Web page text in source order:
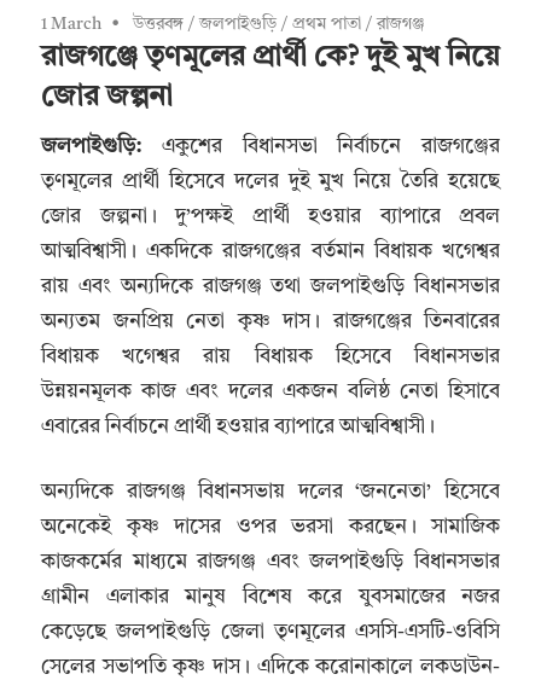
1 March উত্তরবঙ্গ /জলপাইগুড়ি / প্রথম পাতা /রাজগঞ্জ
রাজগঞ্জে তৃণমূলের প্রার্থী কে? দুই মুখ নিয়ে
জোর জল্পনা
জলপাইগুড়ি: একুশের বিধানসভা নির্বাচনে রাজগঞ্জের
তৃণমূলের প্রার্থী হিসেবে দলের দুই মুখ নিয়ে তৈরি হয়েছে
জোর জল্পনা। দু’পক্ষই প্রার্থী হওয়ার ব্যাপারে প্রবল
আত্মবিশ্বাসী। একদিকে রাজগঞ্জের বর্তমান বিধায়ক খগেশ্বর
রায় এবং অন্যদিকে রাজগঞ্জ তথা জলপাইগুড়ি বিধানসভার
অন্যতম জনপ্রিয় নেতা কৃষ্ণ দাস। রাজগঞ্জের তিনবারের
বিধায়ক খগেশ্বর রায় বিধায়ক হিসেবে বিধানসভার
উন্নয়নমূলক কাজ এবং দলের একজন বলিষ্ঠ নেতা হিসাবে
এবারের নির্বাচনে প্রার্থী হওয়ার ব্যাপারে আত্মবিশ্বাসী।
অন্যদিকে রাজগঞ্জ বিধানসভায় দলের ‘জননেতা’ হিসেবে
অনেকেই কৃষ্ণ দাসের ওপর ভরসা করছেন। সামাজিক
কাজকর্মের মাধ্যমে রাজগঞ্জ এবং জলপাইগুড়ি বিধানসভার
গ্রামীন এলাকার মানুষ বিশেষ করে যুবসমাজের নজর
কেড়েছে জলপাইগুড়ি জেলা তৃণমূলের এসসি-এসটি-ওবিসি
সেলের সভাপতি কৃষ্ণ দাস। এদিকে করোনাকালে লকডাউন-